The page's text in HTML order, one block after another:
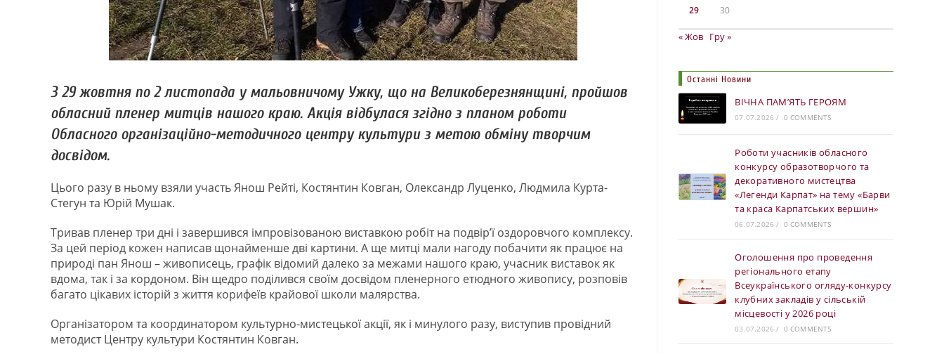
З 29 жовтня по 2 листопада у мальовничому Ужку, що на Великоберезнянщині, пройшов
обласний пленер митців нашого краю. Акція відбулася згідно з планом роботи
Обласного організаційно-методичного центру культури з метою обміну творчим
досвідом.
Цього разу в ньому взяли участь Янош Рейті, Костянтин Ковган, Олександр Луценко, Людмила Курта-
Стегун та Юрій Мушак.
Тривав пленер три дні і завершився імпровізованою виставкою робіт на подвір’ї оздоровчого комплексу.
За цей період кожен написав щонайменше дві картини. А ще митці мали нагоду побачити як працює на
природі пан Янош – живописець, графік відомий далеко за межами нашого краю, учасник виставок як
вдома, так і за кордоном. Він щедро поділився своїм досвідом пленерного етюдного живопису, розповів
багато цікавих історій з життя корифеїв крайової школи малярства.
Організатором та координатором культурно-мистецької акції, як і минулого разу, виступив провідний
методист Центру культури Костянтин Ковган.
29 30
« Жов Гру »
Останні Новини
ВІЧНА ПАМ’ЯТЬ ГЕРОЯМ
07.07.2026 / 0 COMMENTS
Роботи учасників обласного
конкурсу образотворчого та
декоративного мистецтва
«Легенди Карпат» на тему «Барви
та краса Карпатських вершин»
06.07.2026 / 0 COMMENTS
Оголошення про проведення
регіонального етапу
Всеукраїнського огляду-конкурсу
клубних закладів у сільській
місцевості у 2026 році
03.07.2026 / 0 COMMENTS